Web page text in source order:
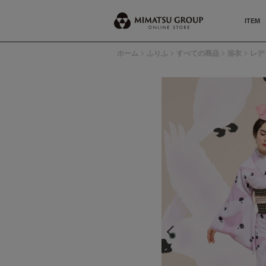
ITEM
ホーム ふりふ すべての商品 浴衣 レ